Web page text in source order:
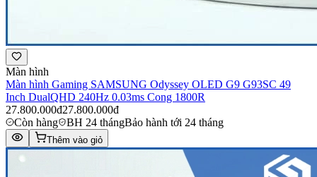
Màn hình
Màn hình Gaming SAMSUNG Odyssey OLED G9 G93SC 49
Inch DualQHD 240Hz 0.03ms Cong 1800R
27.800.000đ27.800.000đ
Còn hàng
BH 24 thángBảo hành tới 24 tháng
Thêm vào giỏ